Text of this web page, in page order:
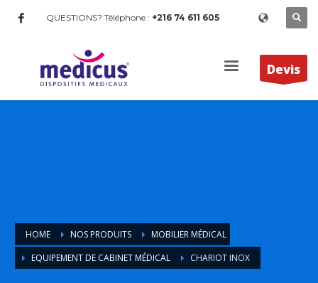
QUESTIONS? Téléphone : +216 74 611 605
Devis
HOME NOS PRODUITS
MOBILIER MÉDICAL
EQUIPEMENT DE CABINET MÉDICAL
CHARIOT INOX